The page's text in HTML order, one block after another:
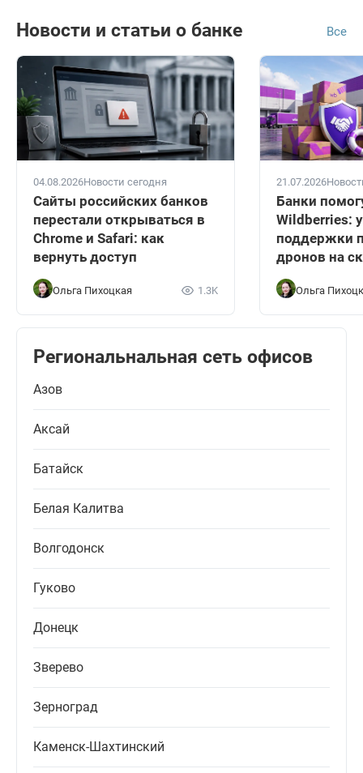
Новости и статьи о банке Все
04.08.2026Новости сегодня
Сайты российских банков
перестали открываться в
Chrome и Safari: как
вернуть доступ
Ольга Пихоцкая 1.3K
21.07.2026
Банки
Wildberries:
поддержки
дронов на
Ольга
Региональнальная сеть офисов
Азов
Аксай
Батайск
Белая Калитва
Волгодонск
Гуково
Донецк
Зверево
Зерноград
Каменск-Шахтинский